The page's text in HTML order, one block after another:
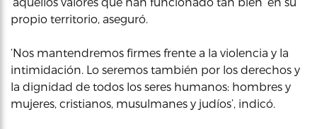
propio territorio, aseguró.
‘Nos mantendremos firmes frente a la violencia y la
intimidación. Lo seremos también por los derechos y
la dignidad de todos los seres humanos: hombres y
mujeres, cristianos, musulmanes y judíos’, indicó.